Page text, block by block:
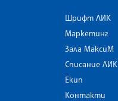
Шрифт ЛИК
Маркетинг
Зала МаксиМ
Списание ЛИК
Екип
Контакти